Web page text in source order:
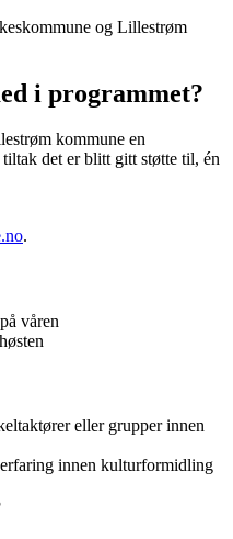
og Lillestrøm
i programmet?
kommune en
det er blitt gitt støtte til, én
.
våren
eller grupper innen
innen kulturformidling